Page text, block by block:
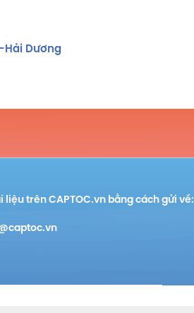
Hải Dương
trên CAPTOC.vn bằng cách gửi về: